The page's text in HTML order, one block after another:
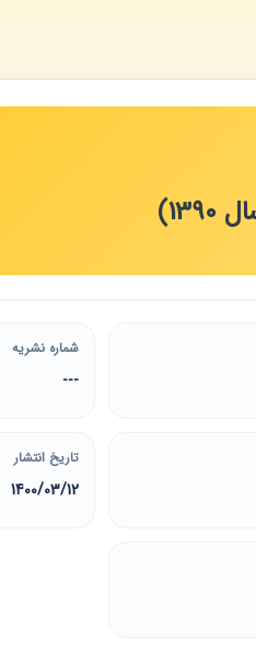
شماره نشریه
---
تاریخ انتشار
1400/03/12